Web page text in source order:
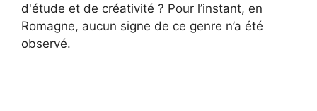
d'étude et de créativité ? Pour l’instant, en
Romagne, aucun signe de ce genre n’a été
observé.